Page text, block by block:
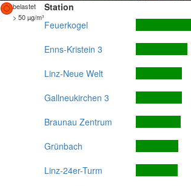
belastet
> 50 µg/m³
Station
Feuerkogel
Enns-Kristein 3
Linz-Neue Welt
Gallneukirchen 3
Braunau Zentrum
Grünbach
Linz-24er-Turm